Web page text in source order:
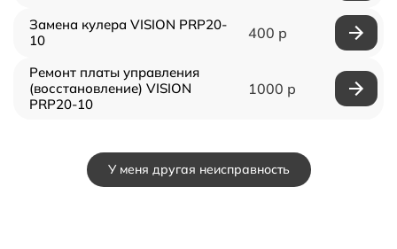
Замена кулера VISION PRP20-
10
400 р
Ремонт платы управления
(восстановление) VISION
PRP20-10
1000 р
У меня другая неисправность